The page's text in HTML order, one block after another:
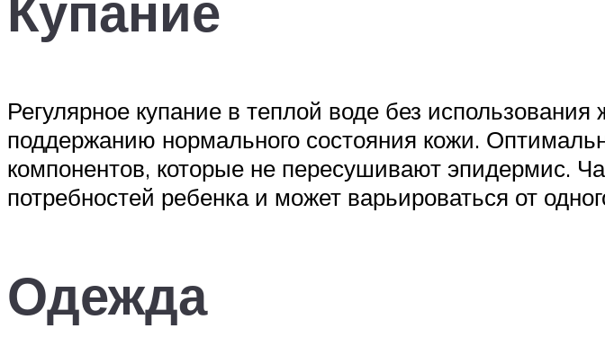
Регулярное купание в теплой воде без
поддержанию нормального состояния кожи.
компонентов, которые не пересушивают эпидермис.
потребностей ребенка и может варьироваться от
Одежда